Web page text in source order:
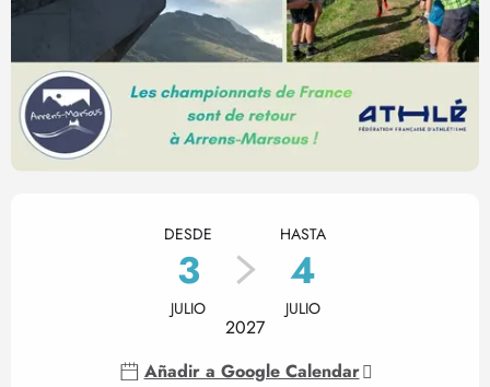
Horarios y datos de
DESDE
3
JULIO
HASTA
4
JULIO
2027
Añadir a Google Calendar